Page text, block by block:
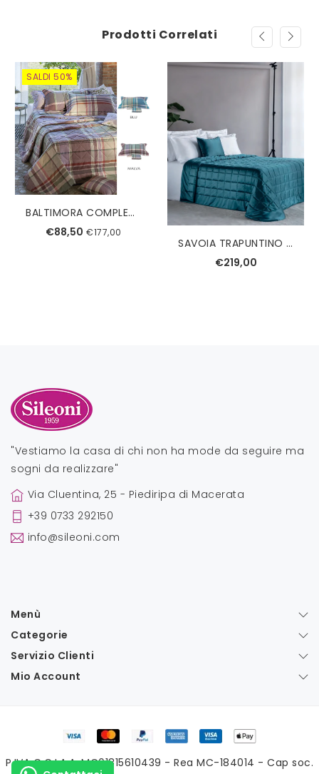
Prodotti Correlati
SALDI 50%
BALTIMORA COMPLETO COPRIPIUMINO SINGOLO TESSITURA RANDI
€88,50 €177,00
SAVOIA TRAPUNTINO MATRIMONIALE REEVER
€219,00
"Vestiamo la casa di chi non ha mode da seguire ma
sogni da realizzare"
Via Cluentina, 25 - Piediripa di Macerata
+39 0733 292150
info@sileoni.com
Menù
Categorie
Servizio Clienti
Mio Account
P.IVA C.C.I.A.A. MC01815610439 - Rea MC-184014 - Cap soc.